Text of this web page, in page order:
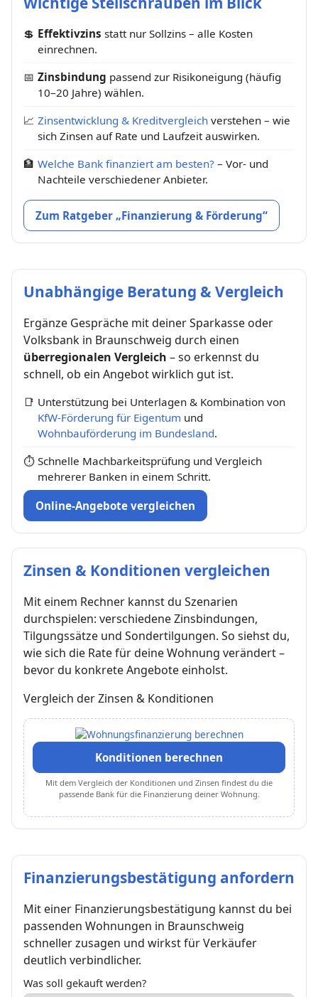
💲 Effektivzins statt nur Sollzins – alle Kosten
einrechnen.
📅 Zinsbindung passend zur Risikoneigung (häufig
10–20 Jahre) wählen.
📈 Zinsentwicklung & Kreditvergleich verstehen – wie
sich Zinsen auf Rate und Laufzeit auswirken.
🏦 Welche Bank finanziert am besten? – Vor- und
Nachteile verschiedener Anbieter.
Zum Ratgeber „Finanzierung & Förderung“
Unabhängige Beratung & Vergleich
Ergänze Gespräche mit deiner Sparkasse oder
Volksbank in Braunschweig durch einen
überregionalen Vergleich – so erkennst du
schnell, ob ein Angebot wirklich gut ist.
📑 Unterstützung bei Unterlagen & Kombination von
KfW-Förderung für Eigentum und
Wohnbauförderung im Bundesland.
⏱ Schnelle Machbarkeitsprüfung und Vergleich
mehrerer Banken in einem Schritt.
Online-Angebote vergleichen
Zinsen & Konditionen vergleichen
Mit einem Rechner kannst du Szenarien
durchspielen: verschiedene Zinsbindungen,
Tilgungssätze und Sondertilgungen. So siehst du,
wie sich die Rate für deine Wohnung verändert –
bevor du konkrete Angebote einholst.
Vergleich der Zinsen & Konditionen
Konditionen berechnen
Mit dem Vergleich der Konditionen und Zinsen findest du die
passende Bank für die Finanzierung deiner Wohnung.
Finanzierungsbestätigung anfordern
Mit einer Finanzierungsbestätigung kannst du bei
passenden Wohnungen in Braunschweig
schneller zusagen und wirkst für Verkäufer
deutlich verbindlicher.
Was soll gekauft werden?